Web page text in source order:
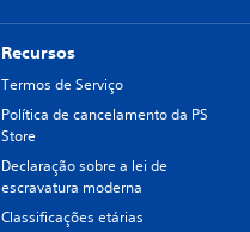
Recursos
Termos de Serviço
Política de cancelamento da PS
Store
Declaração sobre a lei de
escravatura moderna
Classificações etárias